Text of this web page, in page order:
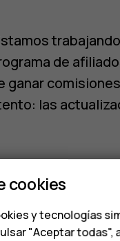
de
ganar
las
cookies
y tecnologías
"Aceptar